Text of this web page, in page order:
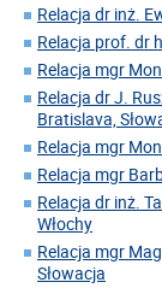
Relacja dr inż.
Relacja prof. dr
Relacja mgr
Relacja dr J.
Bratislava,
Relacja mgr
Relacja mgr
Relacja dr inż.
Włochy
Relacja mgr
Słowacja